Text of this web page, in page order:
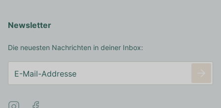
Newsletter
Die neuesten Nachrichten in deiner Inbox: